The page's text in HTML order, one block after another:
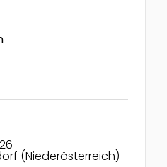
(Niederösterreich)